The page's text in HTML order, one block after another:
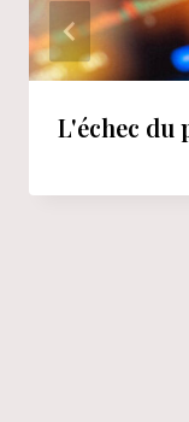
L'échec du